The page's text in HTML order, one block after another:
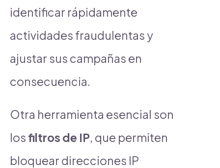
identificar rápidamente
actividades fraudulentas y
ajustar sus campañas en
consecuencia.
Otra herramienta esencial son
los filtros de IP, que permiten
bloquear direcciones IP